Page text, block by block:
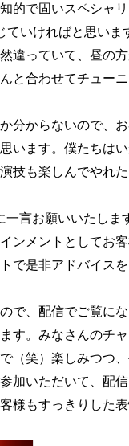
的で固いスペシャ
いければと思いま
っていて、昼の
と合わせてチュー
からないので、
います。僕たちは
技も楽しんでやれた
言お願いいたしま
メントとしてお
で是非アドバイス
、配信でご覧に
す。みなさんのチ
（笑）楽しみつつ
いただいて、配
様もすっきりした